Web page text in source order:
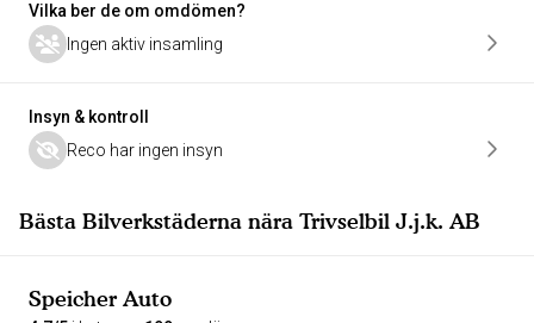
Vilka ber de om omdömen?
Ingen aktiv insamling
Insyn & kontroll
Reco har ingen insyn
Bästa Bilverkstäderna nära Trivselbil J.j.k. AB
Speicher Auto